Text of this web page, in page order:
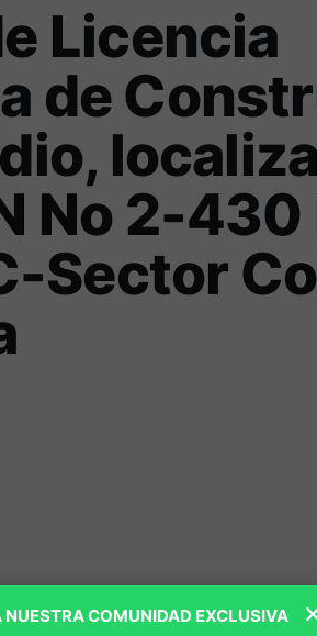
Licencia
de
No 2-
Sector
NUESTRA COMUNIDAD EXCLUSIVA